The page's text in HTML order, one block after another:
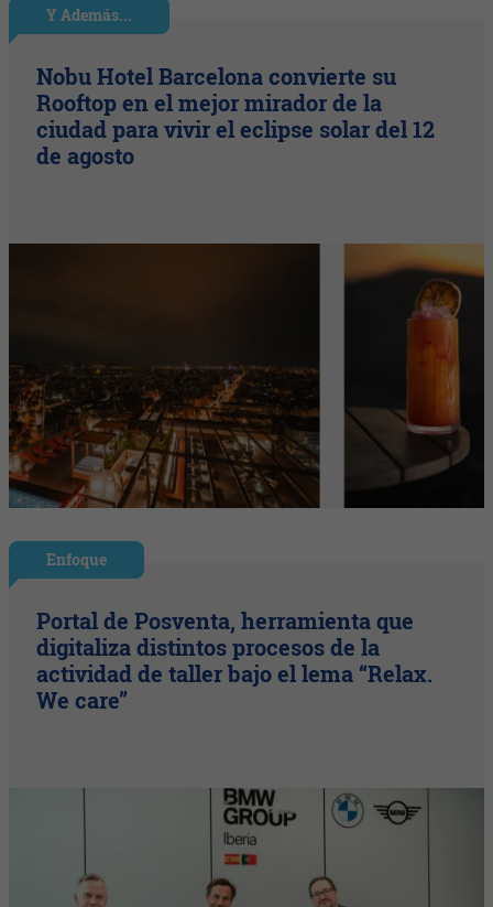
Y Además...
Nobu Hotel Barcelona convierte su
Rooftop en el mejor mirador de la
ciudad para vivir el eclipse solar del 12
de agosto
Enfoque
Portal de Posventa, herramienta que
digitaliza distintos procesos de la
actividad de taller bajo el lema “Relax.
We care”